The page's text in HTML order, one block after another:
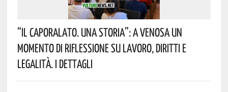
“Il Caporalato. Una Storia”: A Venosa Un
Momento Di Riflessione Su Lavoro, Diritti E
Legalità. I Dettagli